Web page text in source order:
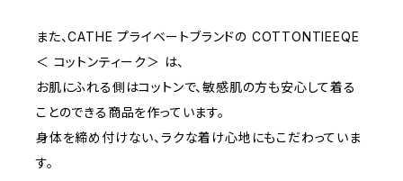
PURPLE
BLUE
ORANGE
また、CATHE プライベートブランドの COTTONTIEEQE
＜ コットンティーク＞ は、
お肌にふれる側はコットンで、敏感肌の方も安心して着る
ことのできる商品を作っています。
身体を締め付けない、ラクな着け心地にもこだわっていま
す。